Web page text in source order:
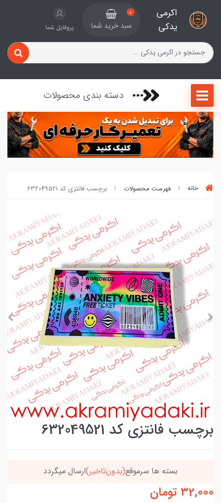
اکرمی
یدکی
0
سبد خرید شما پروفایل شما
دسته بندی محصولات
خانه فهرست محصولات برچسب فانتزی کد 632049521
برچسب فانتزی کد 632049521
بسته ها سرموقع(بدون‌تاخیر)ارسال میگردد
32,000 تومان